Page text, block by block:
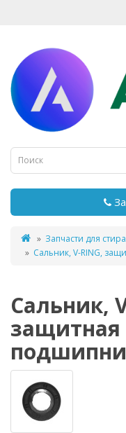
Запчасти для
Сальник, V-RING,
Сальник,
защитная